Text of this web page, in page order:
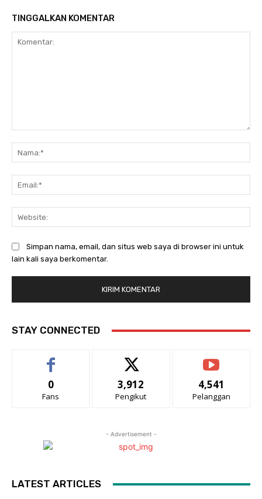
TINGGALKAN KOMENTAR
Simpan nama, email, dan situs web saya di browser ini untuk
lain kali saya berkomentar.
STAY CONNECTED
0
Fans
3,912
Pengikut
4,541
Pelanggan
- Advertisement -
LATEST ARTICLES